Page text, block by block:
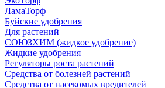
ЛамаТорф
Буйские удобрения
Для растений
СОЮЗХИМ (жидкое удобрение)
Жидкие удобрения
Регуляторы роста растений
Средства от болезней растений
Средства от насекомых вредителей